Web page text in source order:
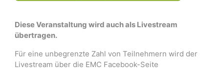
Diese Veranstaltung wird auch als Livestream
übertragen.
Für eine unbegrenzte Zahl von Teilnehmern wird der
Livestream über die EMC Facebook-Seite